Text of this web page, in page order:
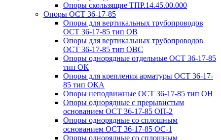
Опоры скользящие ТПР.14.45.00.000
Опоры ОСТ 36-17-85
Опоры для вертикальных трубопроводов
ОСТ 36-17-85 тип ОВ
Опоры для вертикальных трубопроводов
ОСТ 36-17-85 тип ОВС
Опоры однорядные отдельные ОСТ 36-17-85
тип ОК
Опоры для крепления арматуры ОСТ 36-17-
85 тип ОКА
Опоры неподвижные ОСТ 36-17-85 тип ОН
Опоры однорядные с прерывистым
основанием ОСТ 36-17-85 ОП-2
Опоры однорядные со сплошным
основанием ОСТ 36-17-85 ОС-1
Опоры однорядные со сплошным